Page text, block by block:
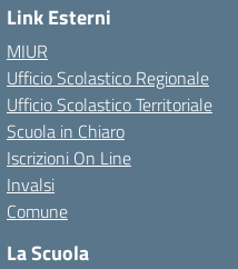
Link Esterni
MIUR
Ufficio Scolastico Regionale
Ufficio Scolastico Territoriale
Scuola in Chiaro
Iscrizioni On Line
Invalsi
Comune
La Scuola